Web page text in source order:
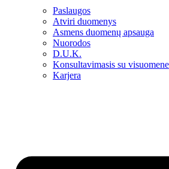
Paslaugos
Atviri duomenys
Asmens duomenų apsauga
Nuorodos
D.U.K.
Konsultavimasis su visuomene
Karjera